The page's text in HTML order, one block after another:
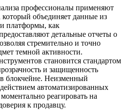
профессионалы применяют
объединяет данные из
платформы, как
детальные отчеты о
стремительно и точно
темной активности.
становится стандартом
и защищенность
блокчейне. Неизменный
автоматизированных
реагировать на
к продавцу.